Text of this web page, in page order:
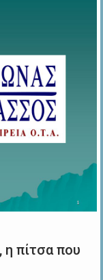
η πίτσα που